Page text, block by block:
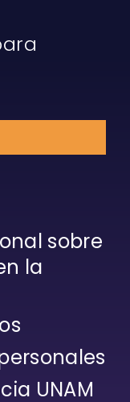
sobre
la
UNAM